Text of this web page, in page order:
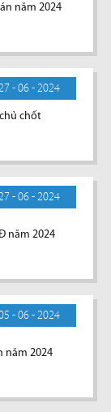
năm 2024
- 06 - 2024
chốt
- 06 - 2024
năm 2024
- 06 - 2024
năm 2024